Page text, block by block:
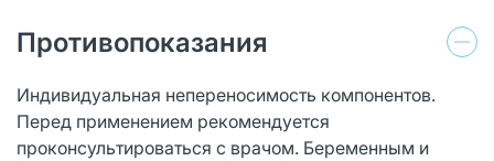
Противопоказания
Индивидуальная непереносимость компонентов.
Перед применением рекомендуется
проконсультироваться с врачом. Беременным и